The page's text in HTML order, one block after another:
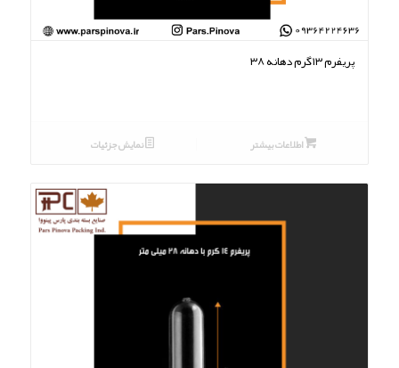
پریفرم ۱۳گرم دهانه ۳۸
اطلاعات بیشتر نمایش جزئیات